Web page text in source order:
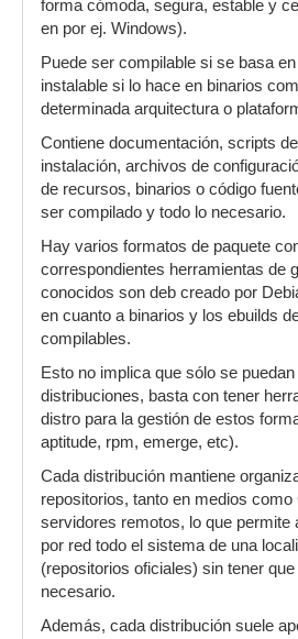
forma cómoda, segura, estable y
en por ej. Windows).
Puede ser compilable si se basa
instalable si lo hace en binarios
determinada arquitectura o
Contiene documentación, scripts
instalación, archivos de
de recursos, binarios o código
ser compilado y todo lo necesario.
Hay varios formatos de paquete
correspondientes herramientas de
conocidos son deb creado por
en cuanto a binarios y los ebuilds
compilables.
Esto no implica que sólo se
distribuciones, basta con tener
distro para la gestión de estos
aptitude, rpm, emerge, etc).
Cada distribución mantiene
repositorios, tanto en medios
servidores remotos, lo que permite
por red todo el sistema de una
(repositorios oficiales) sin tener
necesario.
Además, cada distribución suele